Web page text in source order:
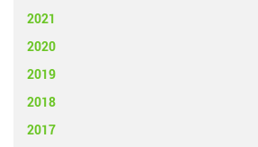
2021
2020
2019
2018
2017